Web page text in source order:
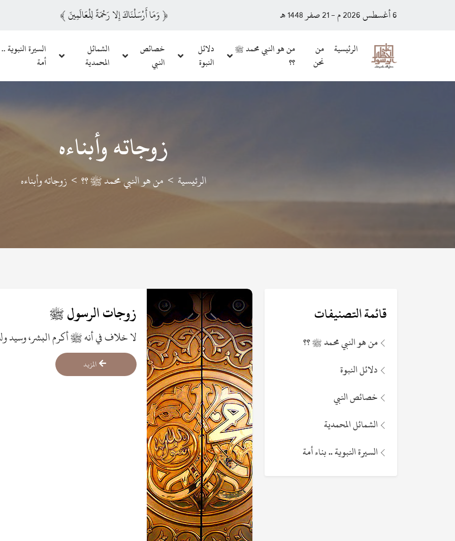
6 أغسطس 2026 م - 21 صفر 1448 هـ ﴿وَمَا أَرْسَلْنَاكَ إِلا رَحْمَةً لِلْعَالَمِينَ﴾
الرئيسية
من
نحن
من هو النبي محمد ﷺ
؟؟
دلائل
النبوة
خصائص
النبي
الشمائل
المحمدية
السيرة النبوية
أمة
زوجاته وأبناءه
الرئيسية من هو النبي محمد ﷺ ؟؟ زوجاته وأبناءه
قائمة التصنيفات
من هو النبي محمد ﷺ ؟؟
دلائل النبوة
خصائص النبي
الشمائل المحمدية
السيرة النبوية .. بناء أمة
زوجات الرسول ﷺ
لا خلاف في أنه ﷺ أكرم البشر، وسيد
وأعلاهم درجة وأقربهم زلفى.
المزيد